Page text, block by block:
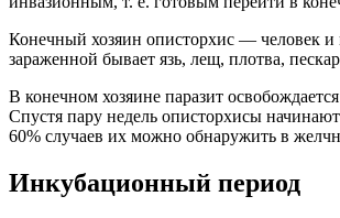
Конечный хозяин описторхис ― человек и
зараженной бывает язь, лещ, плотва,
В конечном хозяине паразит
Спустя пару недель описторхисы
60% случаев их можно обнаружить в
Инкубационный период